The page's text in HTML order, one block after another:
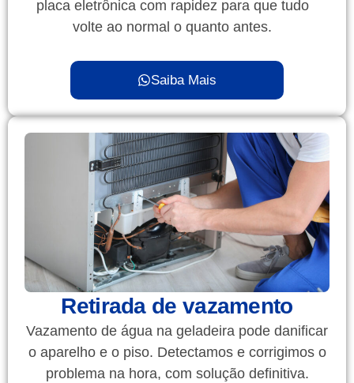
placa eletrônica com rapidez para que tudo
volte ao normal o quanto antes.
Saiba Mais
Retirada de vazamento
Vazamento de água na geladeira pode danificar
o aparelho e o piso. Detectamos e corrigimos o
problema na hora, com solução definitiva.